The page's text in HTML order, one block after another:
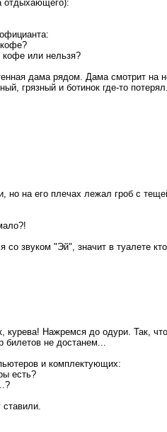
отдыхающего):
или нельзя?
дама рядом. Дама смотрит на
грязный и ботинок где-то потерял.
но на его плечах лежал гроб с
со звуком "Эй", значит в туалете
курева! Нажремся до одури. Так,
билетов не достанем...
и комплектующих:
есть?